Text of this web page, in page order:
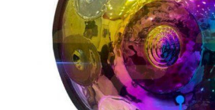
جستجو
سبد خرید